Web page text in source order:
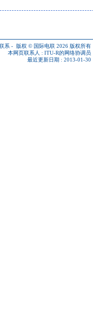
系 - 版权 © 国际电联 2026 版权所有
本网页联系人 : ITU-R的网络协调员
最近更新日期 : 2013-01-30